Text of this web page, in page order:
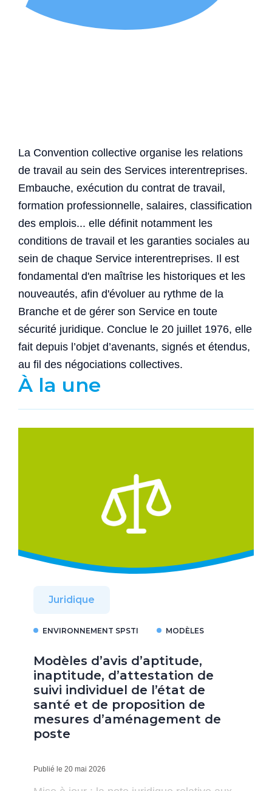
La Convention collective organise les relations
de travail au sein des Services interentreprises.
Embauche, exécution du contrat de travail,
formation professionnelle, salaires, classification
des emplois... elle définit notamment les
conditions de travail et les garanties sociales au
sein de chaque Service interentreprises. Il est
fondamental d'en maîtrise les historiques et les
nouveautés, afin d'évoluer au rythme de la
Branche et de gérer son Service en toute
sécurité juridique. Conclue le 20 juillet 1976, elle
fait depuis l’objet d’avenants, signés et étendus,
au fil des négociations collectives.
À la une
Juridique
ENVIRONNEMENT SPSTI MODÈLES
Modèles d’avis d’aptitude,
inaptitude, d’attestation de
suivi individuel de l’état de
santé et de proposition de
mesures d’aménagement de
poste
Publié le 20 mai 2026